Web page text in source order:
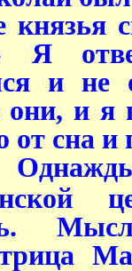
князья
Я
и не
они, и я
от сна и